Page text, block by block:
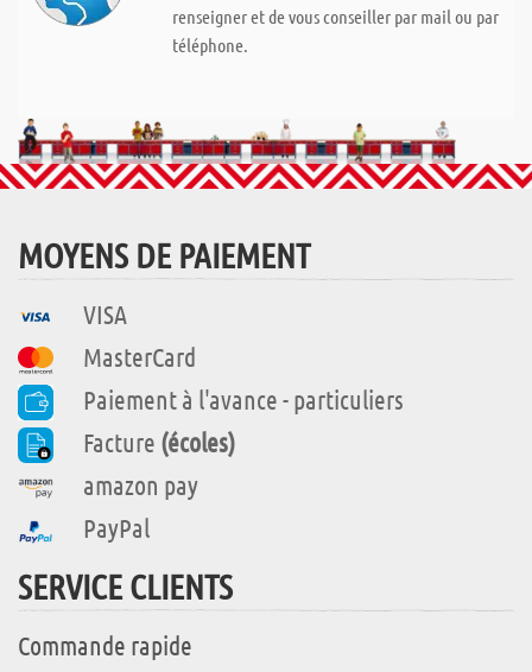
renseigner et de vous conseiller par mail ou par
téléphone.
MOYENS DE PAIEMENT
VISA
MasterCard
Paiement à l'avance - particuliers
Facture (écoles)
amazon pay
PayPal
SERVICE CLIENTS
Commande rapide